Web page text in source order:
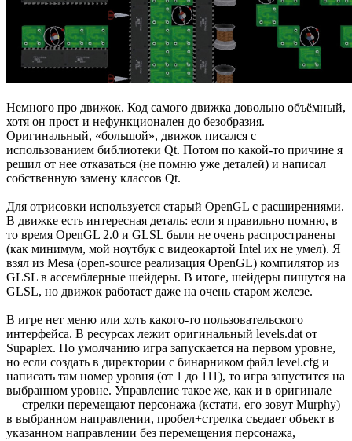
Немного про движок. Код самого движка довольно объёмный,
хотя он прост и нефункционален до безобразия.
Оригинальный, «большой», движок писался с
использованием библиотеки Qt. Потом по какой-то причине я
решил от нее отказаться (не помню уже деталей) и написал
собственную замену классов Qt.
Для отрисовки используется старый OpenGL с расширениями.
В движке есть интересная деталь: если я правильно помню, в
то время OpenGL 2.0 и GLSL были не очень распространены
(как минимум, мой ноутбук с видеокартой Intel их не умел). Я
взял из Mesa (open-source реализация OpenGL) компилятор из
GLSL в ассемблерные шейдеры. В итоге, шейдеры пишутся на
GLSL, но движок работает даже на очень старом железе.
В игре нет меню или хоть какого-то пользовательского
интерфейса. В ресурсах лежит оригинальный levels.dat от
Supaplex. По умолчанию игра запускается на первом уровне,
но если создать в директории с бинарником файл level.cfg и
написать там номер уровня (от 1 до 111), то игра запустится на
выбранном уровне. Управление такое же, как и в оригинале
— стрелки перемещают персонажа (кстати, его зовут Murphy)
в выбранном направлении, пробел+стрелка съедает объект в
указанном направлении без перемещения персонажа,